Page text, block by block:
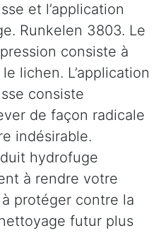
et l’application
Runkelen 3803. Le
consiste à
lichen. L’application
consiste
de façon radicale
indésirable.
hydrofuge
à rendre votre
protéger contre la
futur plus